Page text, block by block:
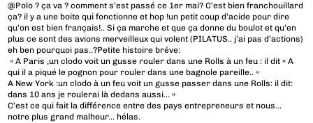
@Polo ? ça va ? comment s’est passé ce 1er mai? C’est bien franchouillard
ça? il y a une boite qui fonctionne et hop !un petit coup d’acide pour dire
qu’on est bien français!.. Si ça marche et que ça donne du boulot et qu’en
plus ce sont des avions merveilleux qui volent (PILATUS.. j’ai pas d’actions)
eh ben pourquoi pas..?Petite histoire bréve:
» A Paris ,un clodo voit un gusse rouler dans une Rolls à un feu : il dit « A
qui il a piqué le pognon pour rouler dans une bagnole pareille.. »
A New York :un clodo à un feu voit un gusse passer dans une Rolls: il dit:
dans 10 ans je roulerai là dedans aussi… »
C’est ce qui fait la différence entre des pays entrepreneurs et nous…
notre plus grand malheur… hélas.